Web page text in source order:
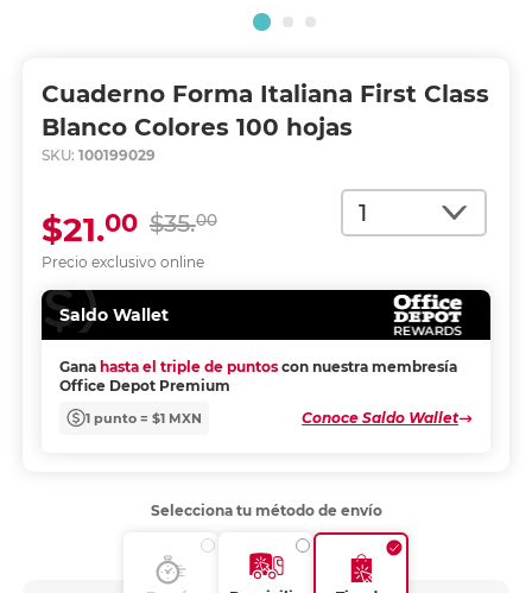
Cuaderno Forma Italiana First Class
Blanco Colores 100 hojas
SKU: 100199029
Cantidad
Precio exclusivo online
$35.00
$21.00
Saldo Wallet
Gana hasta el triple de puntos con nuestra membresía
Office Depot Premium
1 punto = $1 MXN Conoce Saldo Wallet
Selecciona tu método de envío